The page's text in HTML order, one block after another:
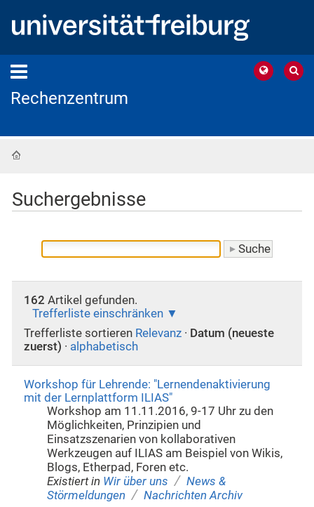
Rechenzentrum
Suchergebnisse
162 Artikel gefunden.
Trefferliste einschränken
Trefferliste sortieren Relevanz · Datum (neueste
zuerst) · alphabetisch
Workshop für Lehrende: "Lernendenaktivierung
mit der Lernplattform ILIAS"
Workshop am 11.11.2016, 9-17 Uhr zu den
Möglichkeiten, Prinzipien und
Einsatzszenarien von kollaborativen
Werkzeugen auf ILIAS am Beispiel von Wikis,
Blogs, Etherpad, Foren etc.
Existiert in Wir über uns / News &
Störmeldungen / Nachrichten Archiv